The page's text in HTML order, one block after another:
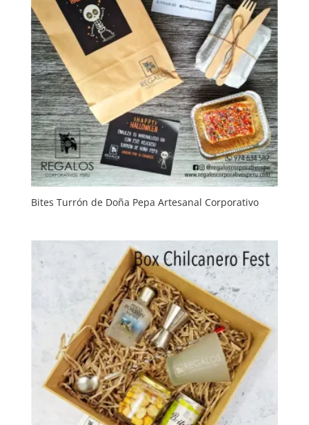
Bites Turrón de Doña Pepa Artesanal Corporativo